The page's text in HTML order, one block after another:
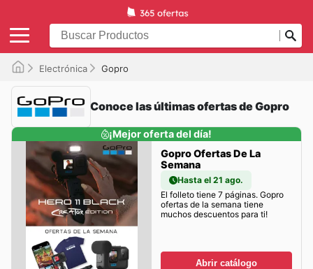
Electrónica Gopro
Conoce las últimas ofertas de Gopro
¡Mejor oferta del día!
Gopro Ofertas De La
Semana
Hasta el 21 ago.
El folleto tiene 7 páginas. Gopro
ofertas de la semana tiene
muchos descuentos para ti!
Abrir catálogo